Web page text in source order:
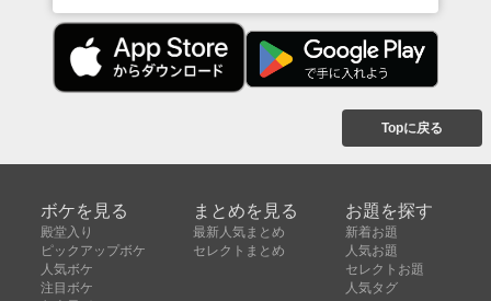
Topに戻る
ボケを見る
殿堂入り
ピックアップボケ
人気ボケ
注目ボケ
まとめを見る
最新人気まとめ
セレクトまとめ
お題を探す
新着お題
人気お題
セレクトお題
人気タグ